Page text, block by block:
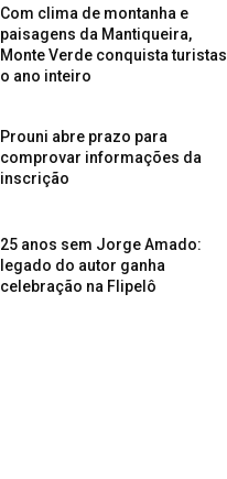
Com clima de montanha e
paisagens da Mantiqueira,
Monte Verde conquista turistas
o ano inteiro
Prouni abre prazo para
comprovar informações da
inscrição
25 anos sem Jorge Amado:
legado do autor ganha
celebração na Flipelô